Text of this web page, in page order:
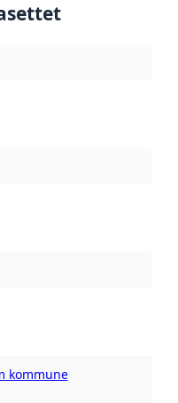
kommune